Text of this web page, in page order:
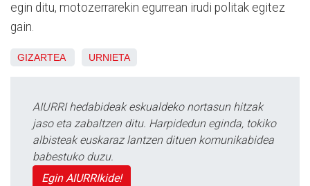
egin ditu, motozerrarekin egurrean irudi politak egitez
gain.
GIZARTEA URNIETA
AIURRI hedabideak eskualdeko nortasun hitzak
jaso eta zabaltzen ditu. Harpidedun eginda, tokiko
albisteak euskaraz lantzen dituen komunikabidea
babestuko duzu.
Egin AIURRIkide!